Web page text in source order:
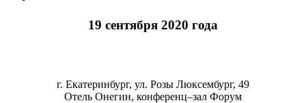
19 сентября 2020 года
г. Екатеринбург, ул. Розы Люксембург, 49
Отель Онегин, конференц–зал Форум